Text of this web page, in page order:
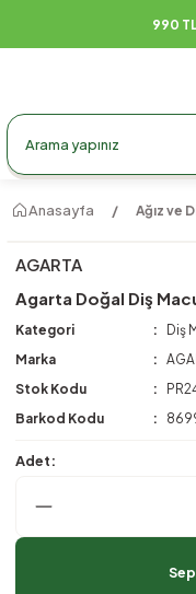
990
Anasayfa Ağız ve
AGARTA
Agarta Doğal Diş
Kategori Diş
Marka
Stok Kodu
Barkod Kodu
Adet: